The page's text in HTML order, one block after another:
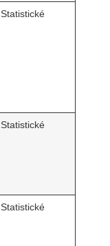
Statistické
Statistické
Statistické